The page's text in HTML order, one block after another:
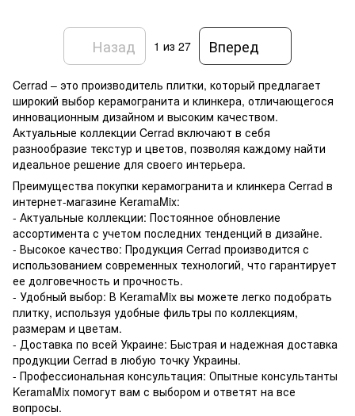
Назад 1 из 27 Вперед
Cerrad – это производитель плитки, который предлагает
широкий выбор керамогранита и клинкера, отличающегося
инновационным дизайном и высоким качеством.
Актуальные коллекции Cerrad включают в себя
разнообразие текстур и цветов, позволяя каждому найти
идеальное решение для своего интерьера.
Преимущества покупки керамогранита и клинкера Cerrad в
интернет-магазине KeramaMix:
- Актуальные коллекции: Постоянное обновление
ассортимента с учетом последних тенденций в дизайне.
- Высокое качество: Продукция Cerrad производится с
использованием современных технологий, что гарантирует
ее долговечность и прочность.
- Удобный выбор: В KeramaMix вы можете легко подобрать
плитку, используя удобные фильтры по коллекциям,
размерам и цветам.
- Доставка по всей Украине: Быстрая и надежная доставка
продукции Cerrad в любую точку Украины.
- Профессиональная консультация: Опытные консультанты
KeramaMix помогут вам с выбором и ответят на все
вопросы.